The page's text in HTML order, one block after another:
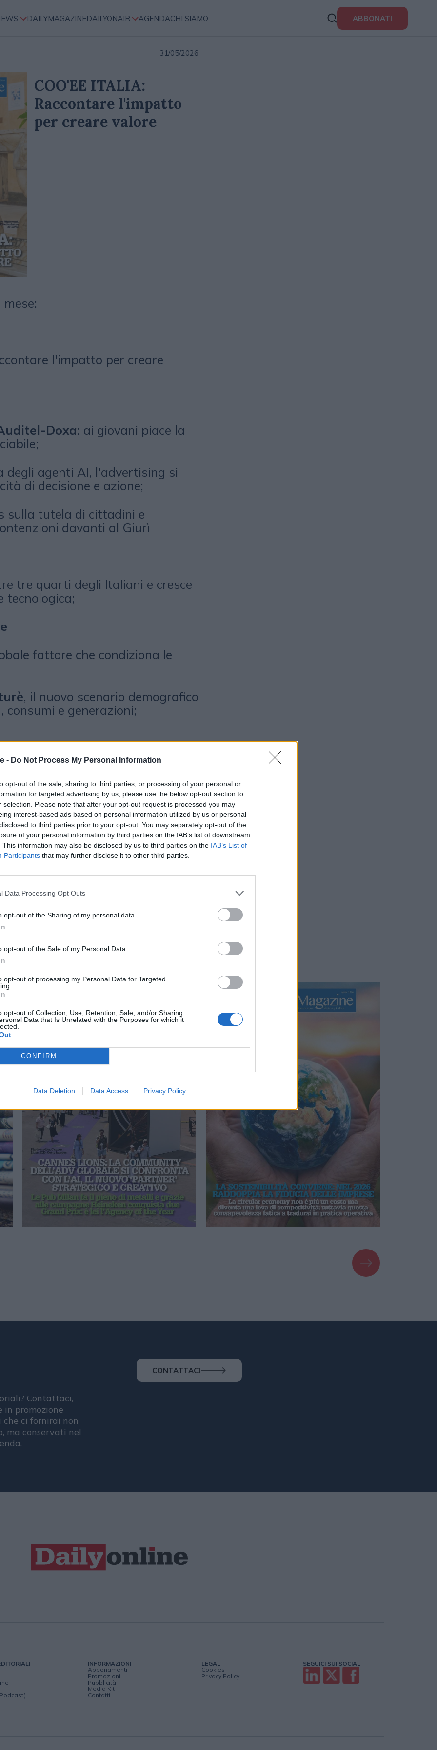
- Do Not Process My Personal Information
opt-out of the sale, sharing to third parties, or processing of your personal or
for targeted advertising by us, please use the below opt-out section to
selection. Please note that after your opt-out request is processed you may
interest-based ads based on personal information utilized by us or personal
to third parties prior to your opt-out. You may separately opt-out of the
of your personal information by third parties on the IAB’s list of downstream
This information may also be disclosed by us to third parties on the IAB’s List of
Participants that may further disclose it to other third parties.
Data Processing Opt Outs
opt-out of the Sharing of my personal data.
opt-out of the Sale of my Personal Data.
opt-out of processing my Personal Data for Targeted
opt-out of Collection, Use, Retention, Sale, and/or Sharing
Data that Is Unrelated with the Purposes for which it
CONFIRM
Data Deletion Data Access Privacy Policy
DAILYMAGAZINEDAILYONAIR AGENDACHI SIAMO ABBONATI
31/05/2026
COO'EE ITALIA:
Raccontare l'impatto
per creare valore
l'impatto per creare
Doxa: ai giovani piace la
degli agenti AI, l'advertising si
di decisione e azione;
sulla tutela di cittadini e
davanti al Giurì
tre quarti degli Italiani e cresce
tecnologica;
fattore che condiziona le
, il nuovo scenario demografico
consumi e generazioni;
artificiale fuori dai
reali
DI MAGGIO 2026
piacerti
Contattaci,
in promozione
ci fornirai non
ma conservati nel
CONTATTACI
INFORMAZIONI
Abbonamenti
Promozioni
Pubblicità
Media Kit
Contatti
LEGAL
Cookies
Privacy Policy
SEGUICI SUI SOCIAL